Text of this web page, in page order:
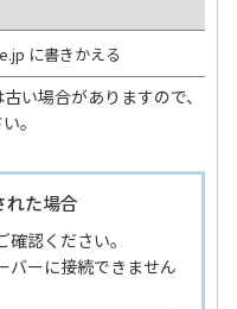
に書きかえる
い場合がありますので、
。
れた場合
認ください。
バーに接続できません